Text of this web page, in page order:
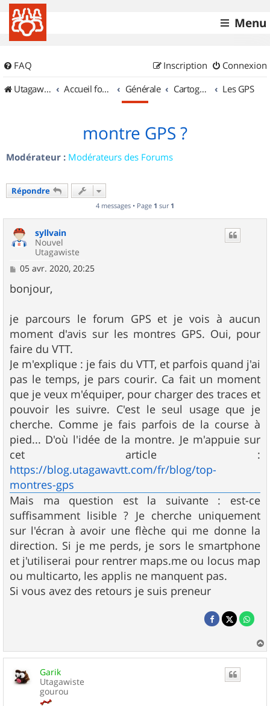
Menu
FAQ Connexion
Inscription
UtagawaVTT (Randos VTT et VTTAE avec traces GPS)
Accueil forum Générale Cartographie et GPS Les GPS
montre GPS ?
Modérateur : Modérateurs des Forums
Répondre
4 messages • Page 1 sur 1
syllvain
Nouvel
Utagawiste
M
s
s
g
e
05 avr. 2020, 20:25
bonjour,
je parcours le forum GPS et je vois à aucun
moment d'avis sur les montres GPS. Oui, pour
faire du VTT.
Je m'explique : je fais du VTT, et parfois quand j'ai
pas le temps, je pars courir. Ca fait un moment
que je veux m'équiper, pour charger des traces et
pouvoir les suivre. C'est le seul usage que je
cherche. Comme je fais parfois de la course à
pied... D'où l'idée de la montre. Je m'appuie sur
cet article :
https://blog.utagawavtt.com/fr/blog/top-
montres-gps
Mais ma question est la suivante : est-ce
suffisamment lisible ? Je cherche uniquement
sur l'écran à avoir une flèche qui me donne la
direction. Si je me perds, je sors le smartphone
et j'utiliserai pour rentrer maps.me ou locus map
ou multicarto, les applis ne manquent pas.
Si vous avez des retours je suis preneur
a
Garik
Utagawiste
gourou